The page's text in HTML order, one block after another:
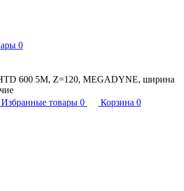
0
600 5M, Z=120, MEGADYNE, ширина
Избранные товары 0 Корзина 0